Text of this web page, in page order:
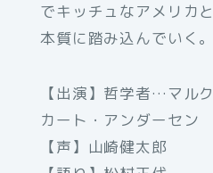
でキッチュなアメリカ
本質に踏み込んでいく。
【出演】哲学者…マル
カート・アンダーセン
【声】山崎健太郎